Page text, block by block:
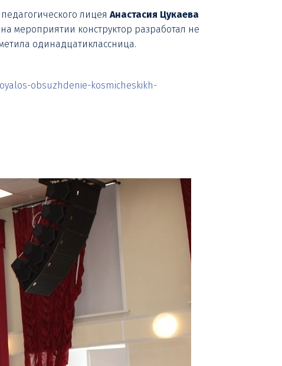
лицея Анастасия Цукаева
мероприятии конструктор разработал не
одинадцатиклассница.
obsuzhdenie-kosmicheskikh-